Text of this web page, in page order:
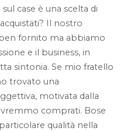
case è una scelta di
Il nostro
fornito ma abbiamo
e il business, in
sintonia. Se mio fratello
trovato una
motivata dalla
comprati. Bose
qualità nella